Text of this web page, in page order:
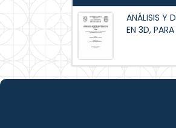
ANÁLISIS Y
EN 3D,